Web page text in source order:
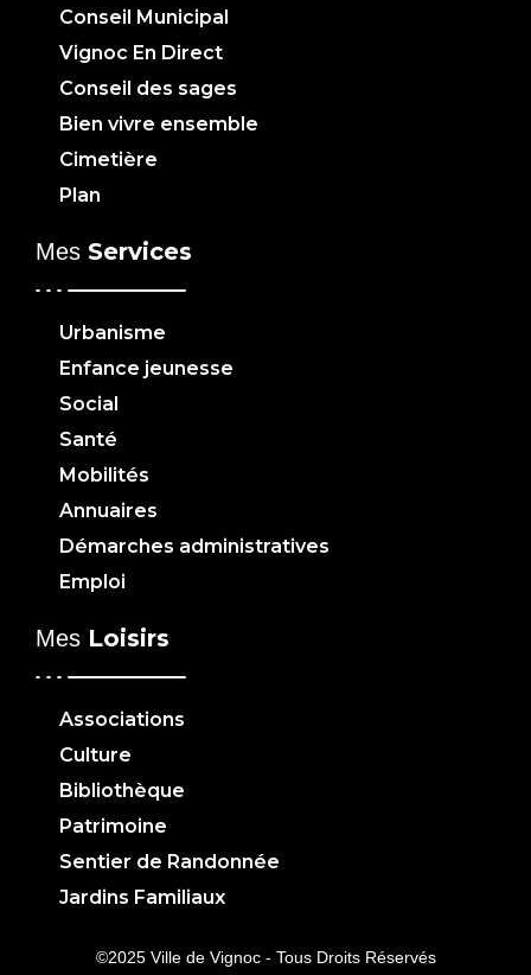
Conseil Municipal
Vignoc En Direct
Conseil des sages
Bien vivre ensemble
Cimetière
Plan
Mes Services
Urbanisme
Enfance jeunesse
Social
Santé
Mobilités
Annuaires
Démarches administratives
Emploi
Mes Loisirs
Associations
Culture
Bibliothèque
Patrimoine
Sentier de Randonnée
Jardins Familiaux
©2025 Ville de Vignoc - Tous Droits Réservés